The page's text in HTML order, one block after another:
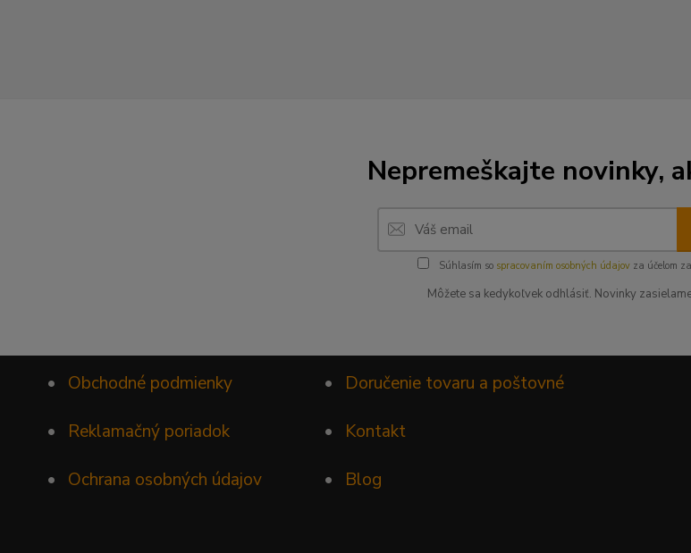
Nepremeškajte novinky,
Súhlasím so spracovaním osobných údajovza účelom
Môžete sa kedykoľvek odhlásiť. Novinky
• Obchodné podmienky
• Reklamačný poriadok
• Ochrana osobných údajov
• Doručenie tovaru a poštovné
• Kontakt
• Blog